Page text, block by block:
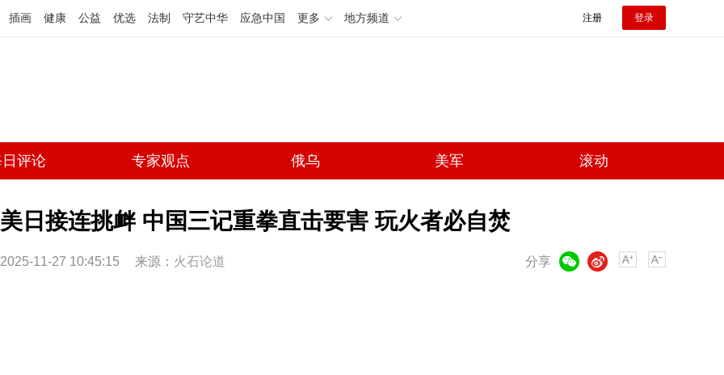
插画 健康 公益 优选 法制 守艺中华 应急中国 更多 地方频道 注册 登录
评论 专家观点 俄乌 美军 滚动
美日接连挑衅 中国三记重拳直击要害 玩火者必自焚
2025-11-27 10:45:15 来源： 火石论道 分享
微博